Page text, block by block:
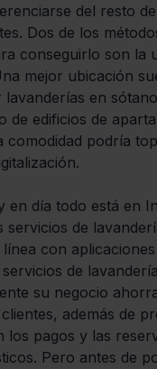
del resto
Dos de los
conseguirlo son la
mejor ubicación
lavanderías en
de edificios de
comodidad podría
en día todo está en
servicios de
con
de
su negocio
además de
los pagos y las
Pero antes de